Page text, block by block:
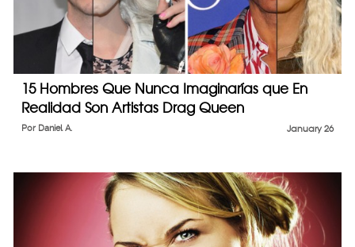
15 Hombres Que Nunca Imaginarías que En
Realidad Son Artistas Drag Queen
January 26
Por Daniel A.